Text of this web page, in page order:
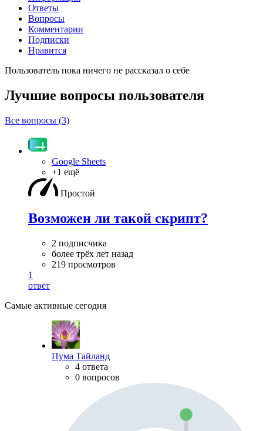
Ответы
Вопросы
Комментарии
Подписки
Нравится
Пользователь пока ничего не рассказал о себе
Лучшие вопросы пользователя
Все вопросы (3)
Google Sheets
+1 ещё
Простой
Возможен ли такой скрипт?
2 подписчика
более трёх лет назад
219 просмотров
1
ответ
Самые активные сегодня
Пума Тайланд
4 ответа
0 вопросов